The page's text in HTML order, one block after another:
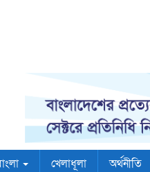
খেলাধূলা অর্থনীতি